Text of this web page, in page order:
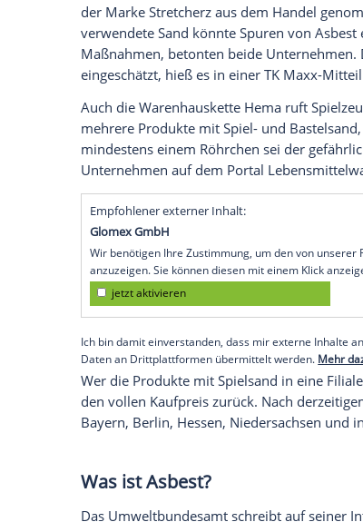
Woolworth, TK Maxx und Hema rufen
24.02.2026 - 18:21 Uhr
Mehrere Warenhausketten rufen
könnten mit dem krebserregenden
nun beachten?
Der Discounter Woolworth und
der Marke Stretcherz aus dem
verwendete Sand könnte Spuren
Maßnahmen, betonten beide
eingeschätzt, hieß es in einer TK
Auch die Warenhauskette Hema
mehrere Produkte mit Spiel- und
mindestens einem Röhrchen sei
Unternehmen auf dem Portal
Glomex GmbH
Wir benötigen Ihre Zustimmung, um den